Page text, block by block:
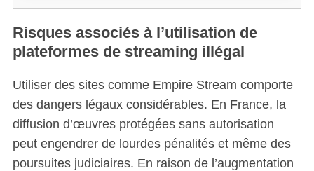
Risques associés à l’utilisation de
plateformes de streaming illégal
Utiliser des sites comme Empire Stream comporte
des dangers légaux considérables. En France, la
diffusion d’œuvres protégées sans autorisation
peut engendrer de lourdes pénalités et même des
poursuites judiciaires. En raison de l’augmentation